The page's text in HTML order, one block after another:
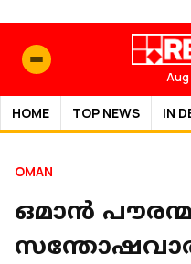
Aug
HOME TOP NEWS IN
OMAN
ഒമാൻ